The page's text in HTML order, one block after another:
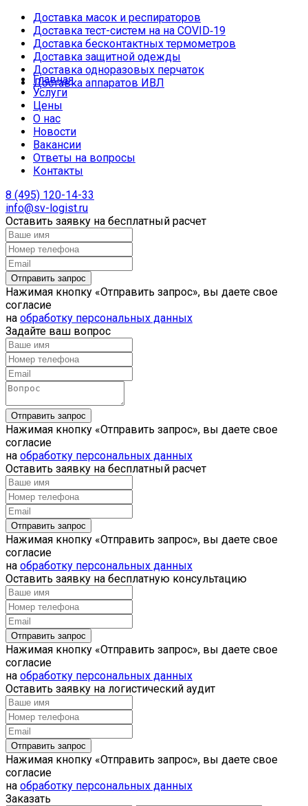
Доставка масок и респираторов
Доставка тест-систем на на COVID‑19
Доставка бесконтактных термометров
Доставка защитной одежды
Доставка одноразовых перчаток
Доставка аппаратов ИВЛ
Главная
Услуги
Цены
О нас
Новости
Вакансии
Ответы на вопросы
Контакты
8 (495) 120-14-33
info@sv-logist.ru
Оставить заявку на бесплатный расчет
Нажимая кнопку «Отправить запрос», вы даете свое
согласие
на обработку персональных данных
Задайте ваш вопрос
Нажимая кнопку «Отправить запрос», вы даете свое
согласие
на обработку персональных данных
Оставить заявку на бесплатный расчет
Нажимая кнопку «Отправить запрос», вы даете свое
согласие
на обработку персональных данных
Оставить заявку на бесплатную консультацию
Нажимая кнопку «Отправить запрос», вы даете свое
согласие
на обработку персональных данных
Оставить заявку на логистический аудит
Нажимая кнопку «Отправить запрос», вы даете свое
согласие
на обработку персональных данных
Заказать